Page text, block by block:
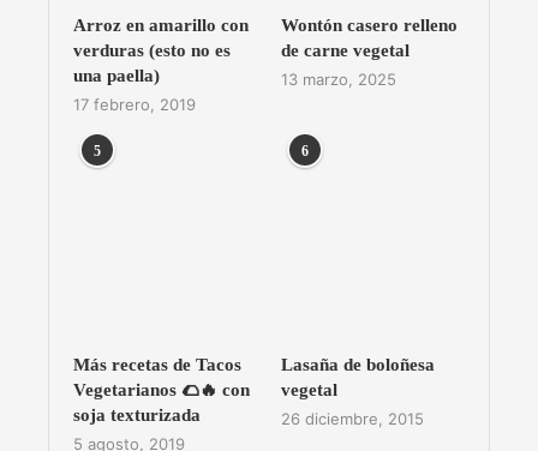
Arroz en amarillo con
verduras (esto no es
una paella)
17 febrero, 2019
Wontón casero relleno
de carne vegetal
13 marzo, 2025
5
Más recetas de Tacos
Vegetarianos 🌮🔥 con
soja texturizada
5 agosto, 2019
6
Lasaña de boloñesa
vegetal
26 diciembre, 2015